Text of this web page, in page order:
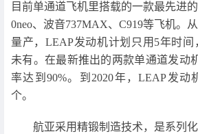
目前单通道飞机里搭载的一款最先进
0neo、波音737MAX、C919等飞机。
量产，LEAP发动机计划只用5年时
未有。在最新推出的两款单通道发动
率达到90%。到2020年，LEAP发动
个。
航亚采用精锻制造技术，是系列化